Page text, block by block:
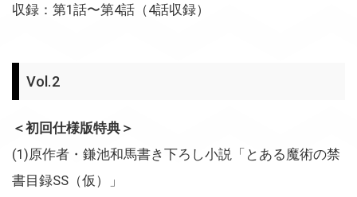
収録：第1話〜第4話（4話収録）
Vol.2
＜初回仕様版特典＞
(1)原作者・鎌池和馬書き下ろし小説「とある魔術の禁
書目録SS（仮）」